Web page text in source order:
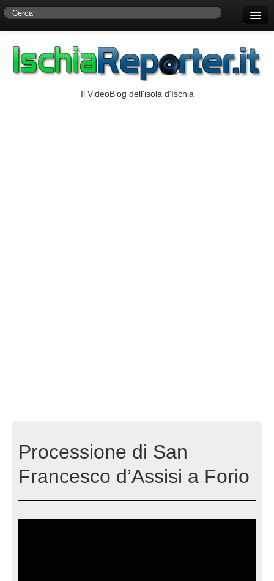
Centro di Ricerche Storiche D’Ambra
Il VideoBlog dell'isola d'Ischia
Processione di San
Francesco d’Assisi a Forio